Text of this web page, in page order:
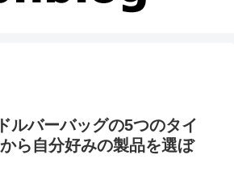
ルバーバッグの5つのタイ
ら自分好みの製品を選ぼ